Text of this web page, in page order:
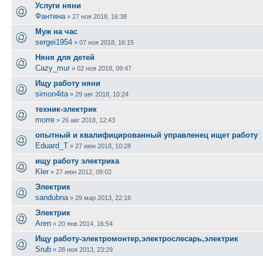
Услуги няни
Фантина » 27 ноя 2018, 16:38
Муж на час
sergei1954 » 07 ноя 2018, 16:15
Няня для детей
Cazy_mur » 02 ноя 2018, 09:47
Ищу работу няни
simon4ita » 29 авг 2018, 10:24
техник-электрик
morre » 26 авг 2018, 12:43
опытный и квалифицированный управленец ищет работу
Eduard_T » 27 июн 2018, 10:28
ищу работу электрика
Kler » 27 июн 2012, 09:02
Электрик
sandubna » 29 мар 2013, 22:16
Электрик
Aren » 20 янв 2014, 16:54
Ищу работу-электромонтер,электрослесарь,электрик
Srub » 28 ноя 2013, 23:29